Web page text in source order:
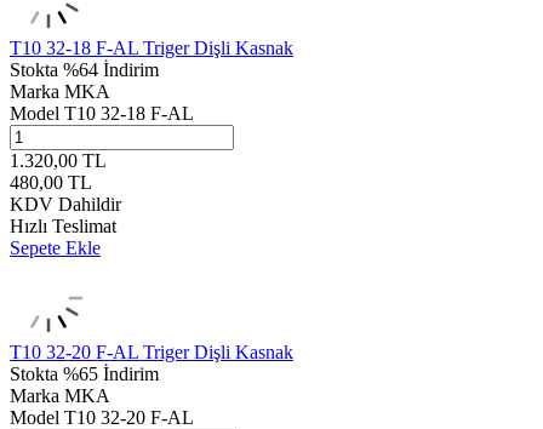
T10 32-18 F-AL Triger Dişli Kasnak
Stokta %64 İndirim
Marka MKA
Model T10 32-18 F-AL
1.320,00 TL
480,00 TL
KDV Dahildir
Hızlı Teslimat
Sepete Ekle
T10 32-20 F-AL Triger Dişli Kasnak
Stokta %65 İndirim
Marka MKA
Model T10 32-20 F-AL